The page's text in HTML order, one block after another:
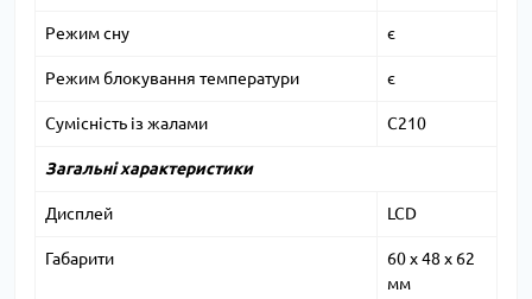
Режим сну є
Режим блокування температури є
Сумісність із жалами C210
Загальні характеристики
Дисплей LCD
Габарити
60 х 48 х 62
мм